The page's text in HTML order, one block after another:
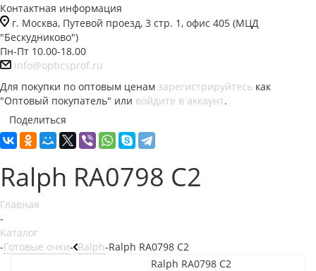
Контактная информация
г. Москва, Путевой проезд, 3 стр. 1, офис 405 (МЦД
"Бескудниково")
Пн-Пт 10.00-18.00
info@opticsprof.ru
Для покупки по оптовым ценам зарегистрируйтесь как
"Оптовый покупатель" или войдите в аккаунт.
Поделиться
Ralph RA0798 C2
Главная
-
Каталог
-Готовые очки- Ralph-Ralph RA0798 C2
Ralph RA0798 C2